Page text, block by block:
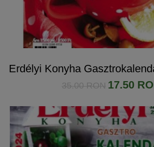
Erdélyi Konyha
35.00 RON 17.50